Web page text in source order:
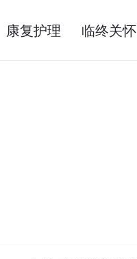
康复护理 临终关怀